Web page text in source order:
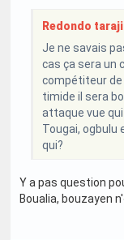
Redondo
Je ne savais
cas ça sera un
compétiteur de
timide il sera
attaque vue
Tougai, ogbulu
qui?
Y a pas question
Boualia, bouzayen